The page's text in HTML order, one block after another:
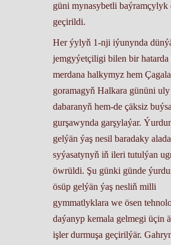
güni mynasybetli baýramçylyk
geçirildi.
Her ýylyň 1-nji iýunynda
jemgyýetçiligi bilen bir
merdana halkymyz hem
goramagyň Halkara gününi
dabaranyň hem-de çäksiz
gurşawynda garşylaýar.
gelýän ýaş nesil baradaky
syýasatynyň iň ileri tutulýan
öwrüldi. Şu günki günde
ösüp gelýän ýaş nesliň milli
gymmatlyklara we ösen
daýanyp kemala gelmegi üçin
işler durmuşa geçirilýär.